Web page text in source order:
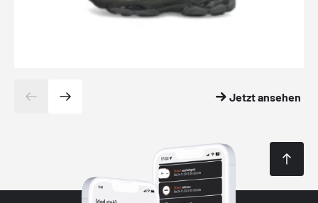
Jetzt ansehen